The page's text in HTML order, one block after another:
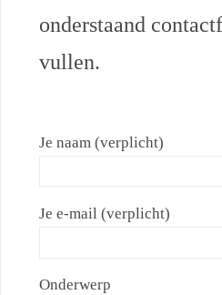
onderstaand
vullen.
Je naam (verplicht)
Je e-mail (verplicht)
Onderwerp